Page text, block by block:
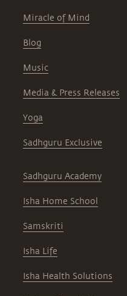
Miracle of Mind
Blog
Music
Media & Press Releases
Yoga
Sadhguru Exclusive
Sadhguru Academy
Isha Home School
Samskriti
Isha Life
Isha Health Solutions